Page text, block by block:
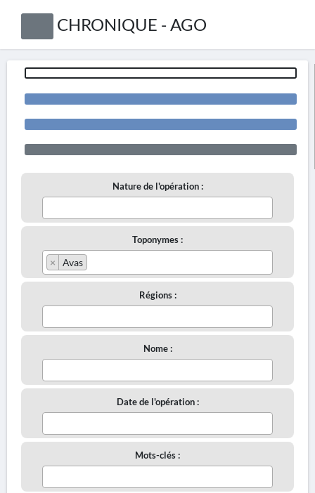
CHRONIQUE - AGO
Nature de l'opération :
Toponymes :
× Avas
Régions :
Nome :
Date de l'opération :
Mots-clés :